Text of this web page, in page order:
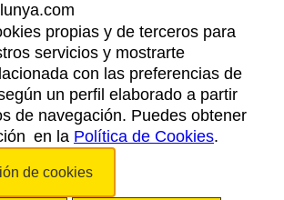
AVISO LEGAL
POLÍTICA DE PRIVACIDAD
COOKIES
ACCESSIBILIDAD
Agencia Catalana de Turismo. Todos los derechos
propias y de terceros para
servicios y mostrarte
con las preferencias de
un perfil elaborado a partir
de navegación. Puedes obtener
en la Política de Cookies.
de cookies